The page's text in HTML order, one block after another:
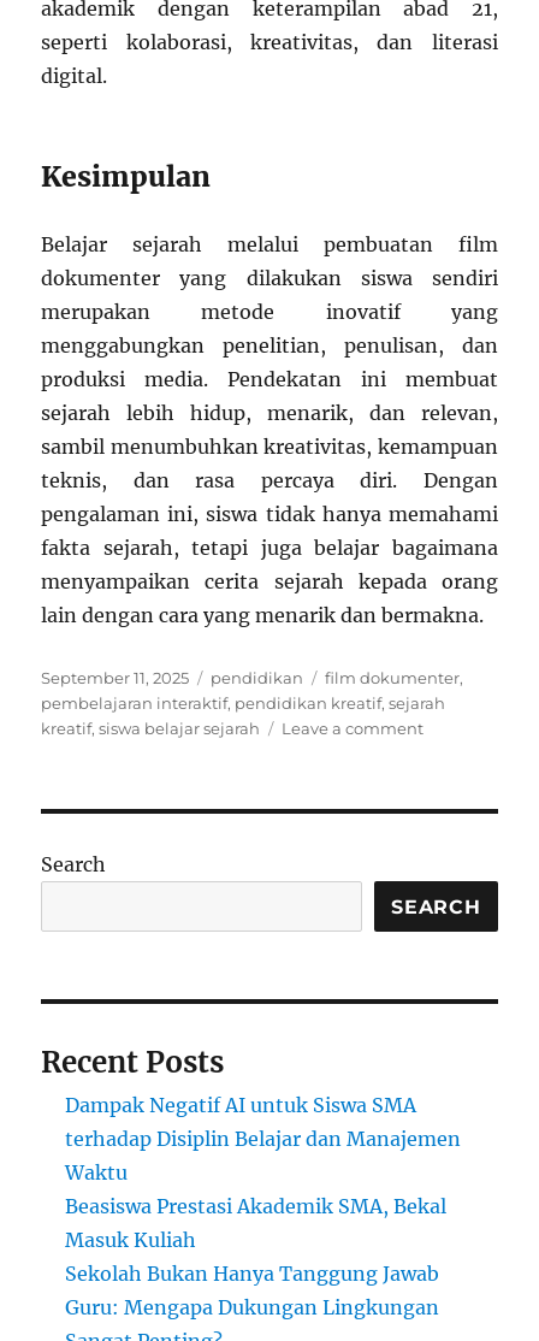
akademik dengan keterampilan abad 21,
seperti kolaborasi, kreativitas, dan literasi
digital.
Kesimpulan
Belajar sejarah melalui pembuatan film
dokumenter yang dilakukan siswa sendiri
merupakan metode inovatif yang
menggabungkan penelitian, penulisan, dan
produksi media. Pendekatan ini membuat
sejarah lebih hidup, menarik, dan relevan,
sambil menumbuhkan kreativitas, kemampuan
teknis, dan rasa percaya diri. Dengan
pengalaman ini, siswa tidak hanya memahami
fakta sejarah, tetapi juga belajar bagaimana
menyampaikan cerita sejarah kepada orang
lain dengan cara yang menarik dan bermakna.
Posted
on
September 11, 2025 Categories
pendidikan Tags
film dokumenter,
pembelajaran interaktif, pendidikan kreatif,sejarah
kreatif,siswa belajar sejarah Leave a commenton
yang
Dibuat
Siswa
Search
SEARCH
Recent Posts
Dampak Negatif AI untuk Siswa SMA
terhadap Disiplin Belajar dan Manajemen
Waktu
Beasiswa Prestasi Akademik SMA, Bekal
Masuk Kuliah
Sekolah Bukan Hanya Tanggung Jawab
Guru: Mengapa Dukungan Lingkungan